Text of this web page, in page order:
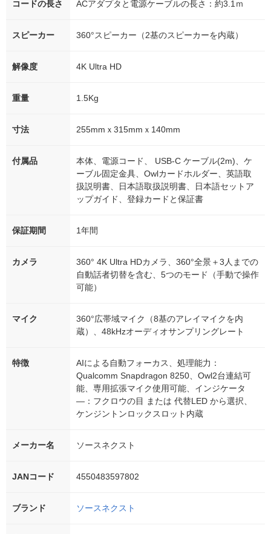
コードの長さ ACアダプタと電源ケーブルの長さ：約3.1ｍ
スピーカー 360°スピーカー（2基のスピーカーを内蔵）
解像度 4K Ultra HD
重量 1.5Kg
寸法 255mmｘ315mmｘ140mm
付属品
本体、電源コード、 USB-C ケーブル(2m)、ケ
ーブル固定金具、Owlカードホルダー、英語取
扱説明書、日本語取扱説明書、日本語セットア
ップガイド、登録カードと保証書
保証期間 1年間
カメラ
360° 4K Ultra HDカメラ、360°全景＋3人までの
自動話者切替を含む、5つのモード（手動で操作
可能）
マイク
360°広帯域マイク（8基のアレイマイクを内
蔵）、48kHzオーディオサンプリングレート
特徴
AIによる自動フォーカス、処理能力：
Qualcomm Snapdragon 8250、Owl2台連結可
能、専用拡張マイク使用可能、インジケータ
―：フクロウの目 または 代替LED から選択、
ケンジントンロックスロット内蔵
メーカー名 ソースネクスト
JANコード 4550483597802
ブランド ソースネクスト